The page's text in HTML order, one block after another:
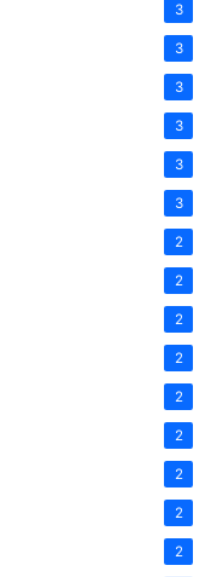
3
3
3
3
3
3
2
2
2
2
2
2
2
2
2